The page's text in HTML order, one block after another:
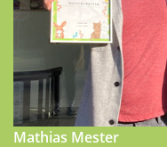
Mathias Mester